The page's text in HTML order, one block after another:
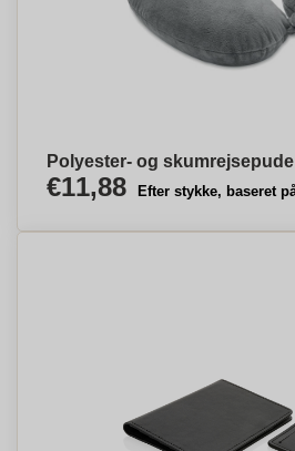
Polyester- og
€11,88 Efter stykke, baseret